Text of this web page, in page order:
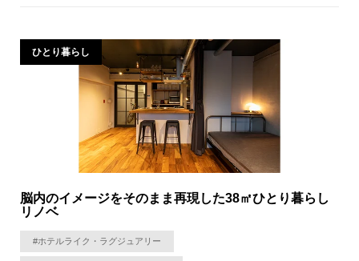
ひとり暮らし
脳内のイメージをそのまま再現した38㎡ひとり暮らし
リノベ
#ホテルライク・ラグジュアリー